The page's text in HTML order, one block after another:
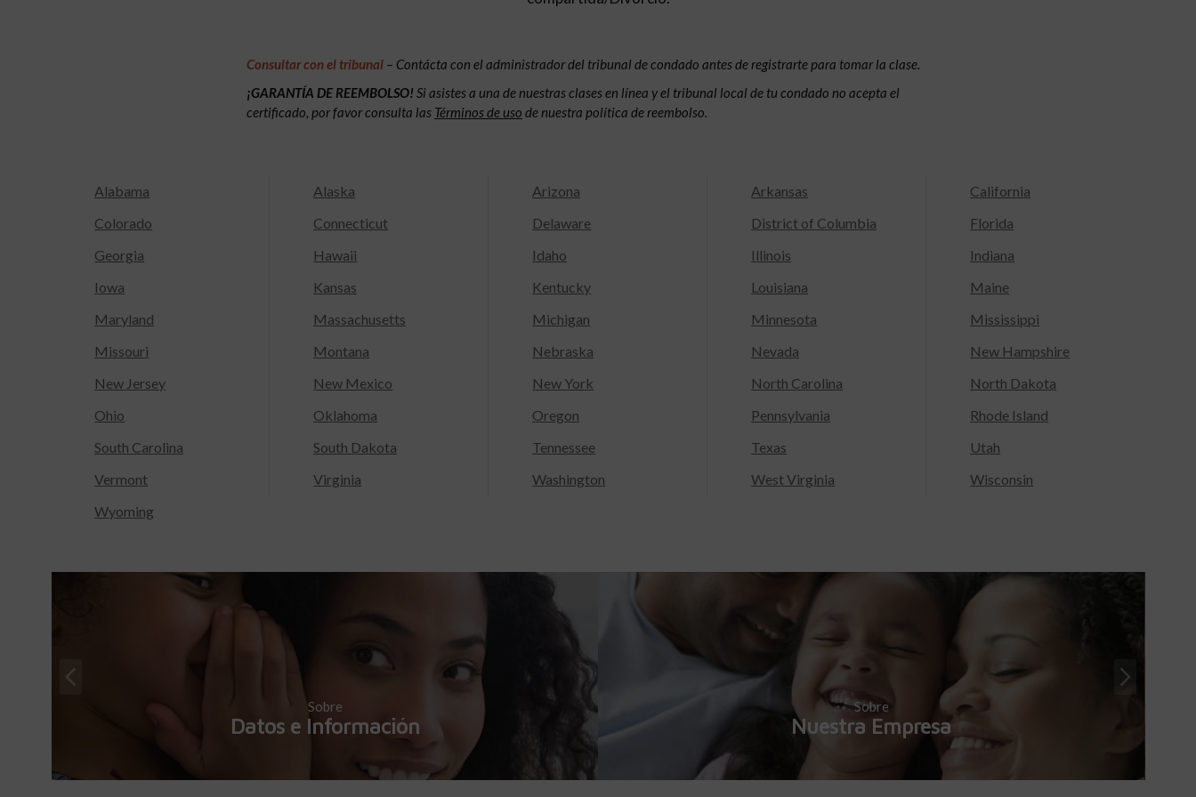
Consultar con el tribunal – Contácta con el administrador del tribunal de condado antes de registrarte para tomar la clase.
¡GARANTÍA DE REEMBOLSO! Si asistes a una de nuestras clases en línea y el tribunal local de tu condado no acepta el
certificado, por favor consulta las Términos de uso de nuestra política de reembolso.
Alabama Alaska Arizona Arkansas
California
Colorado
Connecticut Delaware District of Columbia
Florida
Georgia
Hawaii Idaho Illinois
Indiana
Iowa
Kansas Kentucky Louisiana
Maine
Maryland
Massachusetts Michigan Minnesota
Mississippi
Missouri
Montana Nebraska Nevada
New Hampshire
New Jersey
New Mexico New York North Carolina
North Dakota
Ohio
Oklahoma Oregon Pennsylvania
Rhode Island
South Carolina
South Dakota Tennessee Texas
Utah
Vermont
Virginia Washington West Virginia
Wisconsin
Wyoming
Sobre
Datos e Información
Sobre
Nuestra Empresa